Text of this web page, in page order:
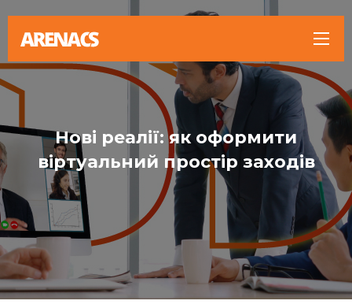
Нові реалії: як оформити
віртуальний простір заходів